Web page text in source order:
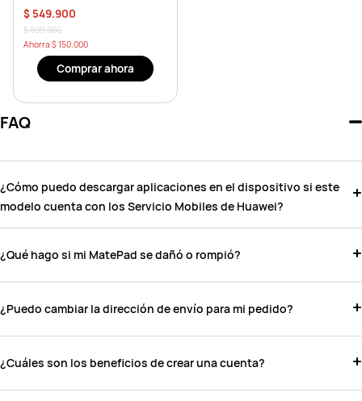
$ 549.900
$ 699.900
Ahorra$ 150.000
Comprar ahora
FAQ
¿Cómo puedo descargar aplicaciones en el dispositivo si este
modelo cuenta con los Servicio Mobiles de Huawei?
¿Qué hago si mi MatePad se dañó o rompió?
¿Puedo cambiar la dirección de envío para mi pedido?
¿Cuáles son los beneficios de crear una cuenta?